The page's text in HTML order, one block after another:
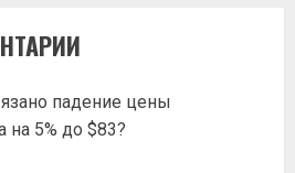
падение цены
на 5% до $83?